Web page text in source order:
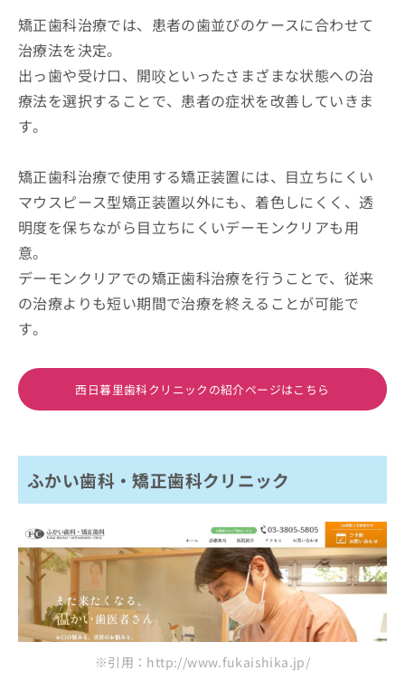
矯正歯科治療では、患者の歯並びのケースに合わせて
治療法を決定。
出っ歯や受け口、開咬といったさまざまな状態への治
療法を選択することで、患者の症状を改善していきま
す。
矯正歯科治療で使用する矯正装置には、目立ちにくい
マウスピース型矯正装置以外にも、着色しにくく、透
明度を保ちながら目立ちにくいデーモンクリアも用
意。
デーモンクリアでの矯正歯科治療を行うことで、従来
の治療よりも短い期間で治療を終えることが可能で
す。
西日暮里歯科クリニックの紹介ページはこちら
ふかい歯科・矯正歯科クリニック
※引用：http://www.fukaishika.jp/